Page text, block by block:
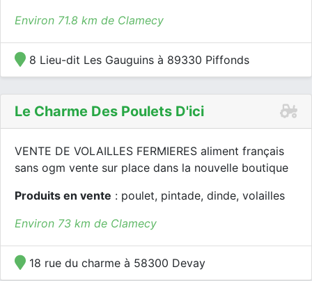
Environ 71.8 km de Clamecy
8 Lieu-dit Les Gauguins à 89330 Piffonds
Le Charme Des Poulets D'ici
VENTE DE VOLAILLES FERMIERES aliment français
sans ogm vente sur place dans la nouvelle boutique
Produits en vente : poulet, pintade, dinde, volailles
Environ 73 km de Clamecy
18 rue du charme à 58300 Devay